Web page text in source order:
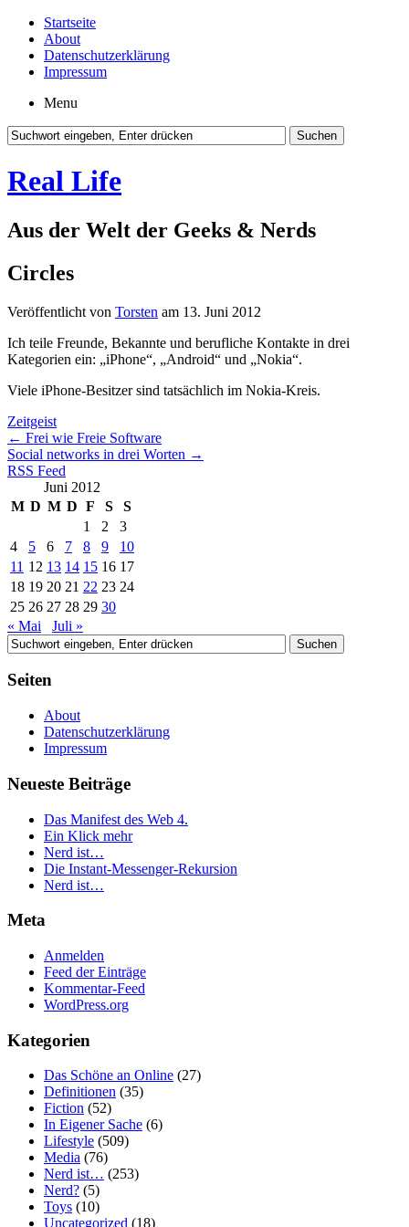
Startseite
About
Datenschutzerklärung
Impressum
Menu
Real Life
Aus der Welt der Geeks & Nerds
Circles
Veröffentlicht von Torsten am 13. Juni 2012
Ich teile Freunde, Bekannte und berufliche Kontakte in drei
Kategorien ein: „iPhone“, „Android“ und „Nokia“.
Viele iPhone-Besitzer sind tatsächlich im Nokia-Kreis.
Zeitgeist
← Frei wie Freie Software
Social networks in drei Worten →
RSS Feed
Juni 2012
M D M D F S
S
1
2
3
4
5 6 7 8 9
10
11 12 13 14 15 16 17
18 19 20 21 22 23 24
25 26 27 28 29 30
« Mai
Juli »
Seiten
About
Datenschutzerklärung
Impressum
Neueste Beiträge
Das Manifest des Web 4.
Ein Klick mehr
Nerd ist…
Die Instant-Messenger-Rekursion
Nerd ist…
Meta
Anmelden
Feed der Einträge
Kommentar-Feed
WordPress.org
Kategorien
Das Schöne an Online (27)
Definitionen (35)
Fiction (52)
In Eigener Sache (6)
Lifestyle (509)
Media (76)
Nerd ist… (253)
Nerd? (5)
Toys (10)
Uncategorized (18)